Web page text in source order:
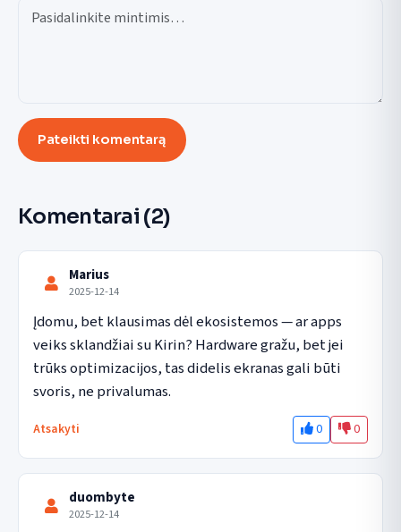
Pateikti komentarą
Komentarai (2)
Marius
2025-12-14
Įdomu, bet klausimas dėl ekosistemos — ar apps
veiks sklandžiai su Kirin? Hardware gražu, bet jei
trūks optimizacijos, tas didelis ekranas gali būti
svoris, ne privalumas.
Atsakyti 0 0
duombyte
2025-12-14